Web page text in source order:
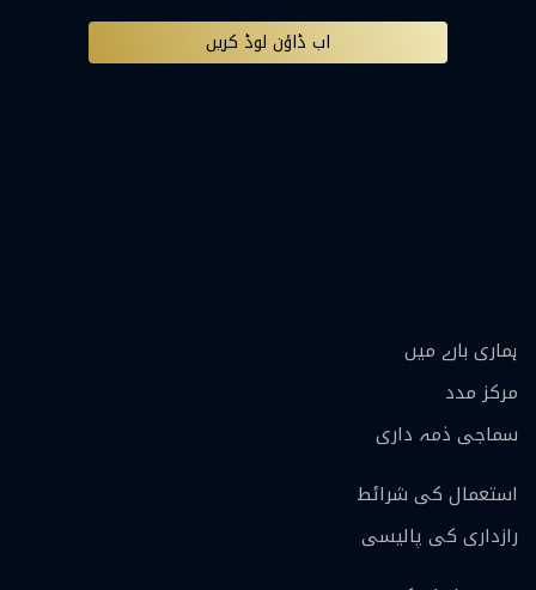
اب ڈاؤن لوڈ کریں
ہماری بارے ميں
مرکز مدد
سماجی ذمہ داری
استعمال کی شرائط
رازداری کی پالیسی